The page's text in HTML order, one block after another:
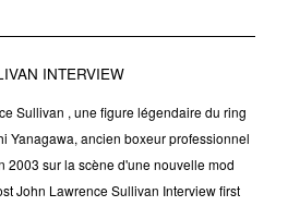
INTERVIEW
Sullivan , une figure légendaire du ring
Yanagawa, ancien boxeur professionnel
2003 sur la scène d'une nouvelle mod
John Lawrence Sullivan Interview first